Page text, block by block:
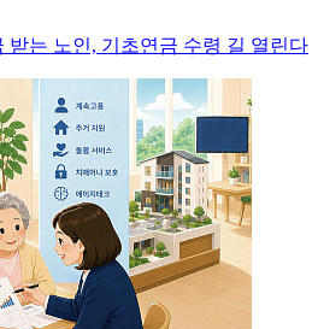
받는 노인, 기초연금 수령 길 열린다